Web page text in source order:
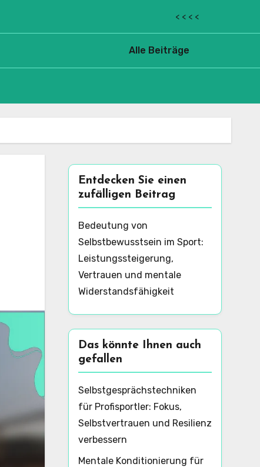
< < < <
Alle Beiträge
Entdecken Sie einen
zufälligen Beitrag
Bedeutung von
Selbstbewusstsein im Sport:
Leistungssteigerung,
Vertrauen und mentale
Widerstandsfähigkeit
Das könnte Ihnen auch
gefallen
Selbstgesprächstechniken
für Profisportler: Fokus,
Selbstvertrauen und Resilienz
verbessern
Mentale Konditionierung für